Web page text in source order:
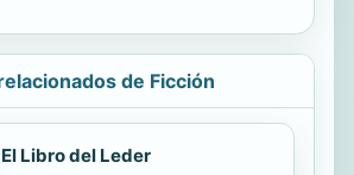
de Ficción
El Libro del Leder